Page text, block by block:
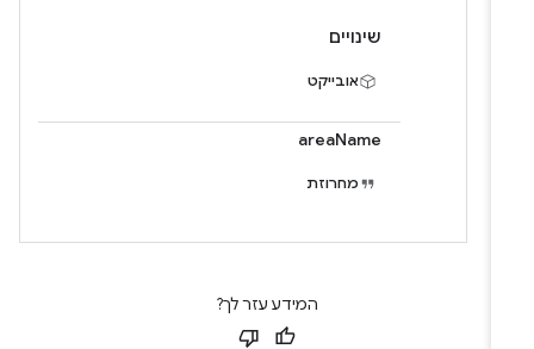
שינויים
אובייקט
areaName
מחרוזת
המידע עזר לך?